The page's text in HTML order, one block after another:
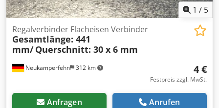
1 / 5
Neukamperfehn 312 km
Regalverbinder Flacheisen Verbinder
Gesamtlänge: 441
mm/ Querschnitt: 30 x 6 mm
4 €
Festpreis zzgl. MwSt.
Anfragen Anrufen